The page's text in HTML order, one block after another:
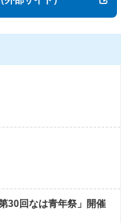
30回なは青年祭」開催